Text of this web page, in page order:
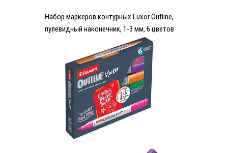
Набор маркеров контурных Luxor Outline,
пулевидный наконечник, 1-3 мм, 6 цветов